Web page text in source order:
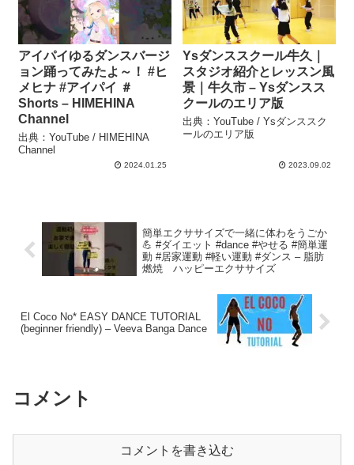
アイパイゆるダンスバージ
ョン踊ってみたよ～！ #ヒ
メヒナ #アイパイ ＃
Shorts – HIMEHINA
Channel
出典：YouTube / HIMEHINA
Channel
2024.01.25
Ysダンススクール牛久｜
スタジオ紹介とレッスン風
景｜牛久市 – Ysダンスス
クールのエリア版
出典：YouTube / Ysダンススク
ールのエリア版
2023.09.02
簡単エクササイズで一緒に体わをうごか
💪 #ダイエット #dance #やせる #簡単運
動 #居家運動 #軽い運動 #ダンス – 脂肪
燃焼 ハッピーエクササイズ
El Coco No* EASY DANCE TUTORIAL
(beginner friendly) – Veeva Banga Dance
コメント
コメントを書き込む